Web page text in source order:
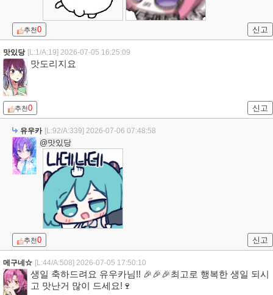
추천0 신고
맛있당 [L:1/A:19] 2026-07-05 16:25:09
맛도리지요
추천0 신고
유우카 [L:92/A:339] 2026-07-06 07:48:58
@맛있당
추천0 신고
메구네☆ [L:44/A:508] 2026-07-05 17:50:10
생일 축하드려요 유우카님!! 🎉🎉🎉최고로 행복한 생일 되시
고 맛난거 많이 드세요!🍷